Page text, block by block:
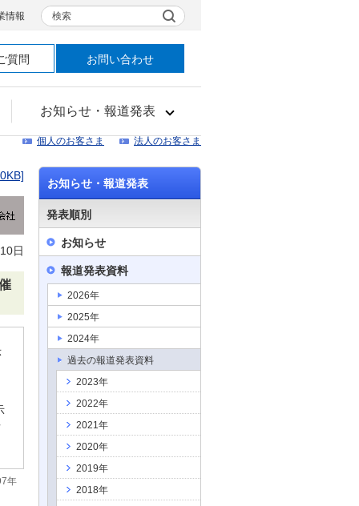
お知らせ・報道発表
情報 検索
質問 お問い合わせ
個人のお客さま 法人のお客さま
日
年
お知らせ・報道発表
発表順別
お知らせ
報道発表資料
2026年
2025年
2024年
過去の報道発表資料
2023年
2022年
2021年
2020年
2019年
2018年